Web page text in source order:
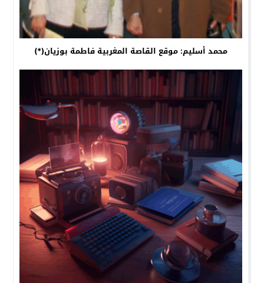
محمد أسليم: موقع القاصة المغربية فاطمة بوزيان(*)